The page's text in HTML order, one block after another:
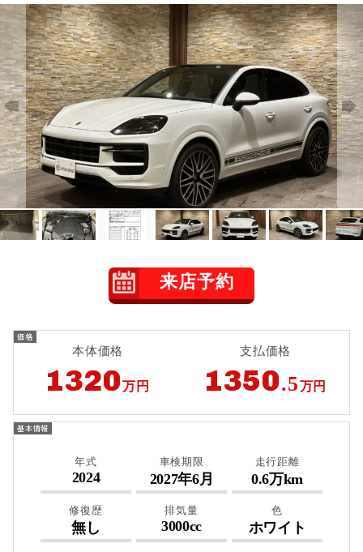
来店予約
本体価格
1320万円
支払価格
1350.5万円
年式
2024
車検期限
2027年6月
走行距離
0.6万km
修復歴
無し
排気量
3000cc
色
ホワイト